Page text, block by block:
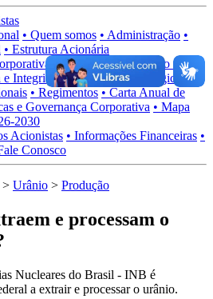
• Quem somos • Administração •
• Estrutura Acionária
• Visão Geral • Código de
Integridade • Políticas Estratégicas •
• Regimentos • Carta Anual de
e Governança Corporativa • Mapa
2030
Acionistas • Informações Financeiras •
Conosco
> Urânio > Produção
e processam o
Nucleares do Brasil - INB é
a extrair e processar o urânio.